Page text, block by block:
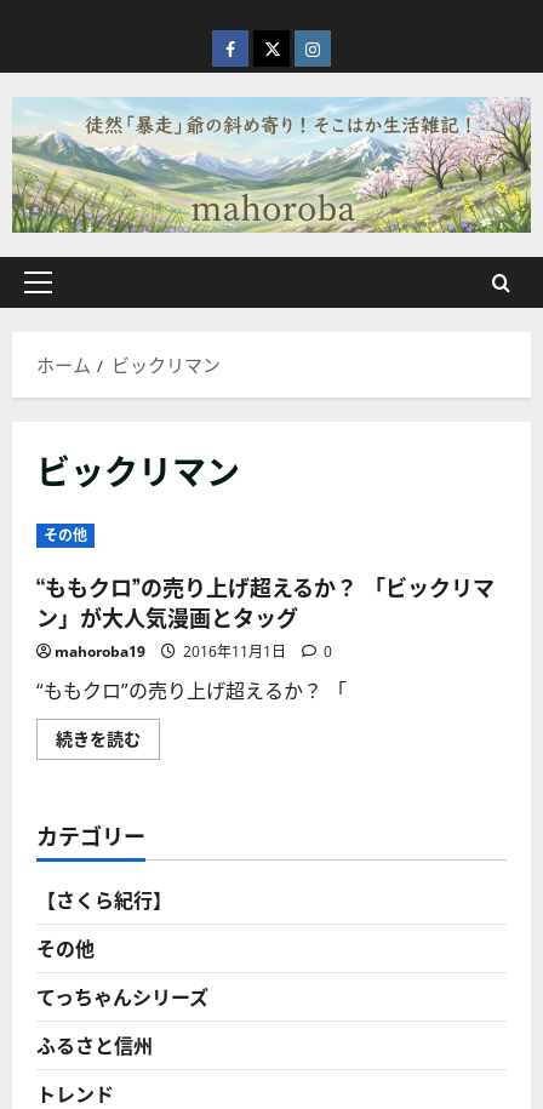
を
ス
キ
ッ
プ
facebook
X Instagram
メ
ン
ー
ホーム ビックリマン
ビックリマン
その他
“ももクロ”の売り上げ超えるか？ 「ビックリマ
ン」が大人気漫画とタッグ
mahoroba19 2016年11月1日 0
“ももクロ”の売り上げ超えるか？ 「
続きを読む
も
上
げ
え
る
か？
ク
リ
マ
ン」
が
大
人
カテゴリー
【さくら紀行】
その他
てっちゃんシリーズ
ふるさと信州
トレンド